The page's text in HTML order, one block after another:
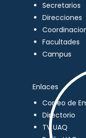
Secretarios
Direcciones
Facultades
Campus
Enlaces
Correo de
Directorio
TV UAQ